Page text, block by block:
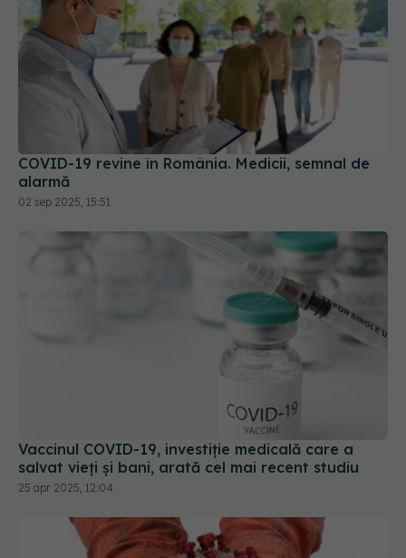
COVID-19 revine în România. Medicii, semnal de
alarmă
02 sep 2025, 15:51
Vaccinul COVID-19, investiție medicală care a
salvat vieți și bani, arată cel mai recent studiu
25 apr 2025, 12:04